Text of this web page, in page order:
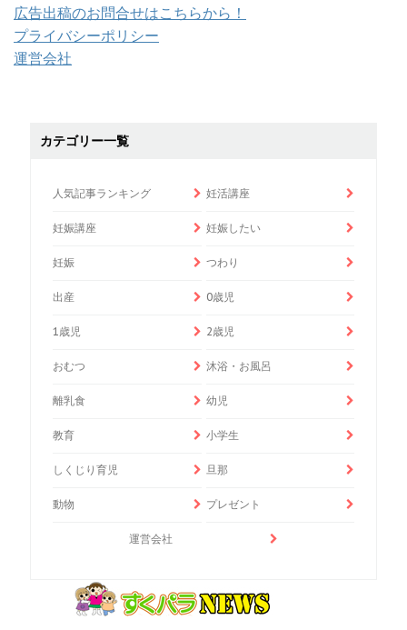
広告出稿のお問合せはこちらから！
プライバシーポリシー
運営会社
カテゴリー一覧
人気記事ランキング 妊活講座
妊娠講座 妊娠したい
妊娠 つわり
出産 0歳児
1歳児 2歳児
おむつ 沐浴・お風呂
離乳食 幼児
教育 小学生
しくじり育児 旦那
動物 プレゼント
運営会社